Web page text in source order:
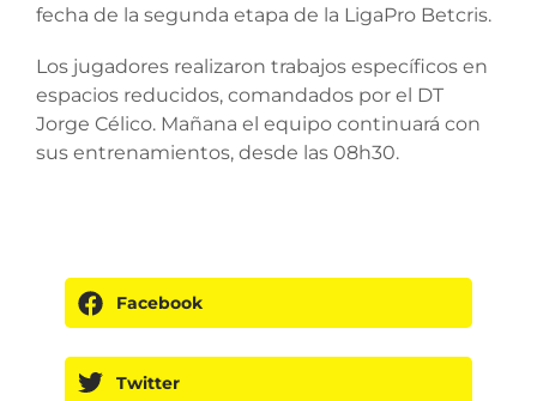
fecha de la segunda etapa de la LigaPro Betcris.
Los jugadores realizaron trabajos específicos en
espacios reducidos, comandados por el DT
Jorge Célico. Mañana el equipo continuará con
sus entrenamientos, desde las 08h30.
Facebook
Twitter